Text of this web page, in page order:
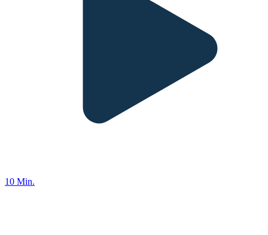
10 Min.